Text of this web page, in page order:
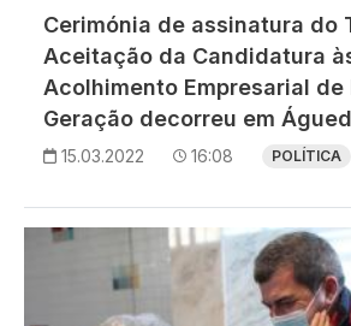
Cerimónia de assinatura do
Aceitação da Candidatura
Acolhimento Empresarial de
Geração decorreu em
15.03.2022 16:08 POLÍTICA
Imagem